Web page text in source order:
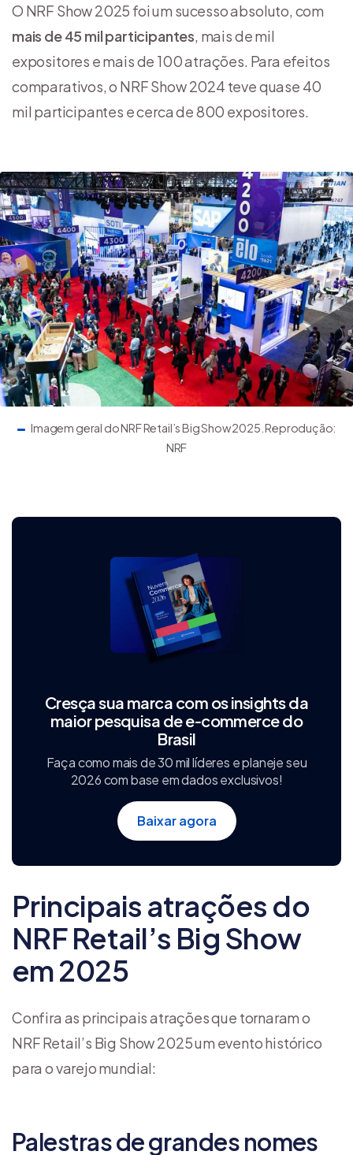
O NRF Show 2025 foi um sucesso absoluto, com
mais de 45 mil participantes , mais de mil
expositores e mais de 100 atrações. Para efeitos
comparativos, o NRF Show 2024 teve quase 40
mil participantes e cerca de 800 expositores.
Imagem geral do NRF Retail’s Big Show 2025. Reprodução:
NRF
Cresça sua marca com os insights da
maior pesquisa de e‑commerce do
Brasil
Faça como mais de 30 mil líderes e planeje seu
2026 com base em dados exclusivos!
Baixar agora
Principais atrações do
NRF Retail’s Big Show
em 2025
Confira as principais atrações que tornaram o
NRF Retail’s Big Show 2025 um evento histórico
para o varejo mundial:
Palestras de grandes nomes